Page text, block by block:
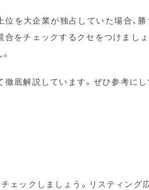
を大企業が独占していた場合、勝
をチェックするクセをつけまし
徹底解説しています。ぜひ参考に
ェックしましょう。リスティング